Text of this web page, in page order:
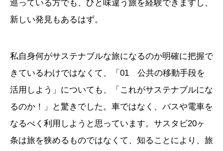
巡っている方でも、ひと味違う旅を経験できますし、
新しい発見もあるはず。
私自身何がサステナブルな旅になるのか明確に把握で
きているわけではなくて、「01 公共の移動手段を
活用しよう」についても、「これがサステナブルにな
るのか！」と驚きでした。車ではなく、バスや電車を
なるべく利用しようと思っています。サスタビ20ヶ
条は旅を狭めるものではなくて、知ることにより、旅